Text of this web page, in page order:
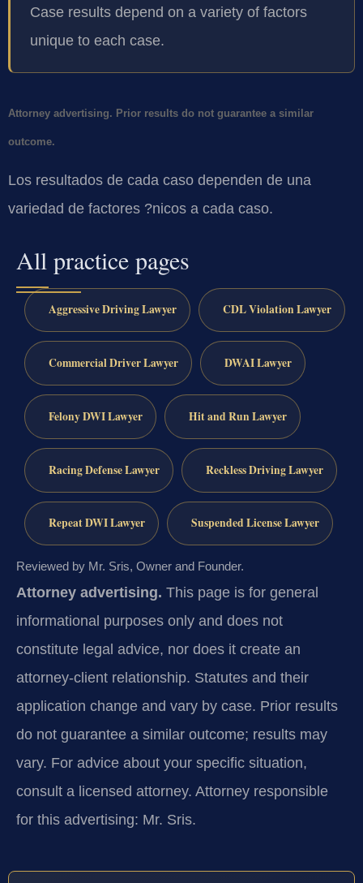
Case results depend on a variety of factors
unique to each case.
Attorney advertising. Prior results do not guarantee a similar
outcome.
Los resultados de cada caso dependen de una
variedad de factores ?nicos a cada caso.
All practice pages
Aggressive Driving Lawyer CDL Violation Lawyer
Commercial Driver Lawyer DWAI Lawyer
Felony DWI Lawyer Hit and Run Lawyer
Racing Defense Lawyer Reckless Driving Lawyer
Repeat DWI Lawyer Suspended License Lawyer
Reviewed by Mr. Sris, Owner and Founder.
Attorney advertising. This page is for general
informational purposes only and does not
constitute legal advice, nor does it create an
attorney-client relationship. Statutes and their
application change and vary by case. Prior results
do not guarantee a similar outcome; results may
vary. For advice about your specific situation,
consult a licensed attorney. Attorney responsible
for this advertising: Mr. Sris.